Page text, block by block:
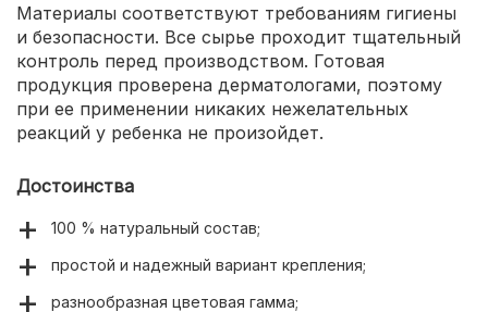
Материалы соответствуют требованиям гигиены
и безопасности. Все сырье проходит тщательный
контроль перед производством. Готовая
продукция проверена дерматологами, поэтому
при ее применении никаких нежелательных
реакций у ребенка не произойдет.
Достоинства
100 % натуральный состав;
простой и надежный вариант крепления;
разнообразная цветовая гамма;